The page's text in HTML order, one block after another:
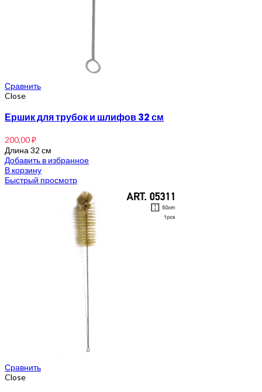
Сравнить
Close
Ершик для трубок и шлифов 32 см
200,00₽
Длина 32 см
Добавить в избранное
В корзину
Быстрый просмотр
Сравнить
Close